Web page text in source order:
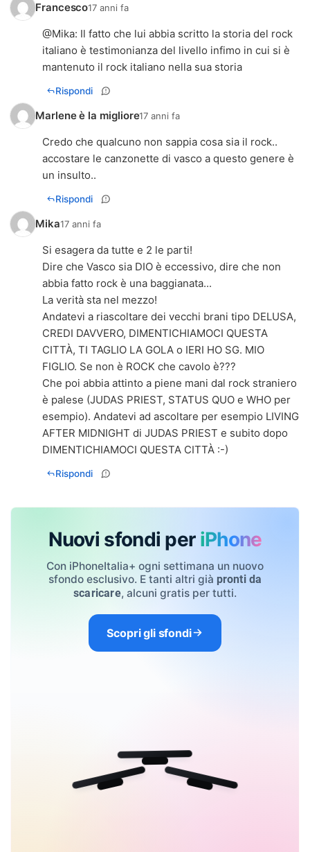
Francesco17 anni fa
@Mika: Il fatto che lui abbia scritto la storia del rock
italiano è testimonianza del livello infimo in cui si è
mantenuto il rock italiano nella sua storia
Rispondi
Marlene è la migliore17 anni fa
Credo che qualcuno non sappia cosa sia il rock..
accostare le canzonette di vasco a questo genere è
un insulto..
Rispondi
Mika17 anni fa
Si esagera da tutte e 2 le parti!
Dire che Vasco sia DIO è eccessivo, dire che non
abbia fatto rock è una baggianata...
La verità sta nel mezzo!
Andatevi a riascoltare dei vecchi brani tipo DELUSA,
CREDI DAVVERO, DIMENTICHIAMOCI QUESTA
CITTÀ, TI TAGLIO LA GOLA o IERI HO SG. MIO
FIGLIO. Se non è ROCK che cavolo è???
Che poi abbia attinto a piene mani dal rock straniero
è palese (JUDAS PRIEST, STATUS QUO e WHO per
esempio). Andatevi ad ascoltare per esempio LIVING
AFTER MIDNIGHT di JUDAS PRIEST e subito dopo
DIMENTICHIAMOCI QUESTA CITTÀ :-)
Rispondi
Nuovi sfondi per iPhone
Con iPhoneItalia+ ogni settimana un nuovo
sfondo esclusivo. E tanti altri già pronti da
scaricare, alcuni gratis per tutti.
Scopri gli sfondi